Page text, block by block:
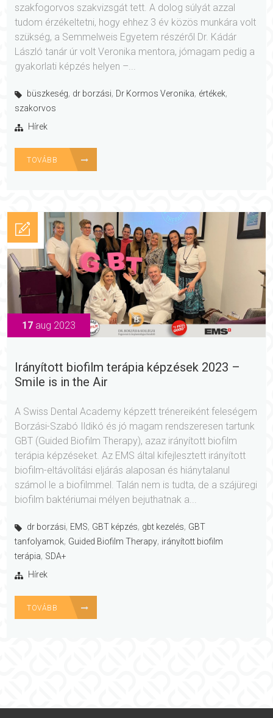
szakfogorvos szakvizsgát tett. A dolog súlyát azzal
tudom érzékeltetni, hogy ehhez 3 év közös munkára volt
szükség, a Semmelweis Egyetem részéről Dr. Kádár
László tanár úr volt Veronika mentora, jómagam pedig a
gyakorlati képzés helyen –...
büszkeség, dr borzási, Dr Kormos Veronika, értékek,
szakorvos
Hírek
TOVÁBB
17 aug 2023
Irányított biofilm terápia képzések 2023 –
Smile is in the Air
A Swiss Dental Academy képzett trénereiként feleségem
Borzási-Szabó Ildikó és jó magam rendszeresen tartunk
GBT (Guided Biofilm Therapy), azaz irányított biofilm
terápia képzéseket. Az EMS által kifejlesztett irányított
biofilm-eltávolítási eljárás alaposan és hiánytalanul
számol le a biofilmmel. Talán nem is tudta, de a szájüregi
biofilm baktériumai mélyen bejuthatnak a...
dr borzási, EMS, GBT képzés, gbt kezelés, GBT
tanfolyamok, Guided Biofilm Therapy, irányított biofilm
terápia, SDA+
Hírek
TOVÁBB